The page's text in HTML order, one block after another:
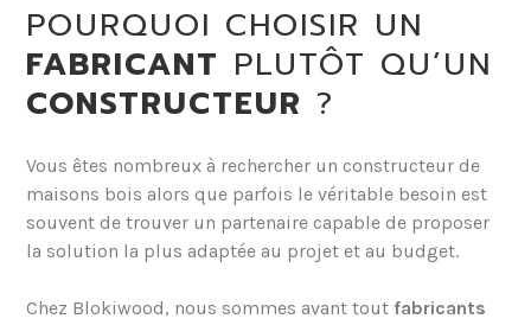
POURQUOI CHOISIR UN
FABRICANT PLUTÔT QU’UN
CONSTRUCTEUR ?
Vous êtes nombreux à rechercher un constructeur de
maisons bois alors que parfois le véritable besoin est
souvent de trouver un partenaire capable de proposer
la solution la plus adaptée au projet et au budget.
Chez Blokiwood, nous sommes avant tout fabricants